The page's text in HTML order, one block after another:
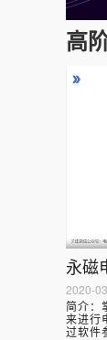
高
永磁
2020-
简介：
来进行
过软件